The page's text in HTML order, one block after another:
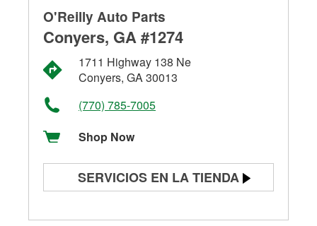
O'Reilly Auto Parts
Conyers, GA #1274
1711 Highway 138 Ne
Conyers, GA 30013
(770) 785-7005
Shop Now
SERVICIOS EN LA TIENDA